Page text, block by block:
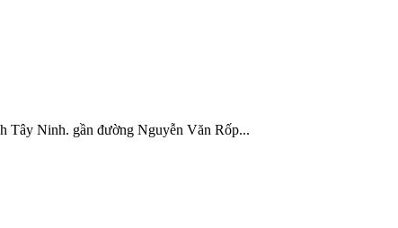
Ninh. gần đường Nguyễn Văn Rốp...